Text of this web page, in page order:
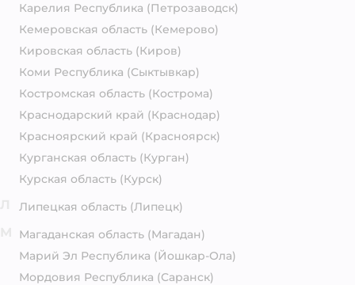
Карелия Республика (Петрозаводск)
Кемеровская область (Кемерово)
Кировская область (Киров)
Коми Республика (Сыктывкар)
Костромская область (Кострома)
Краснодарский край (Краснодар)
Красноярский край (Красноярск)
Курганская область (Курган)
Курская область (Курск)
Липецкая область (Липецк)
Магаданская область (Магадан)
Марий Эл Республика (Йошкар-Ола)
Мордовия Республика (Саранск)